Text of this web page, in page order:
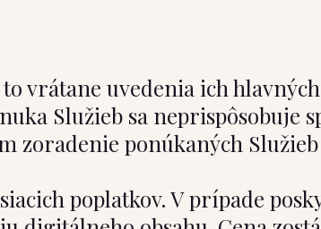
vrátane uvedenia ich
Služieb sa neprispôsobuje
ponúkaných
poplatkov. V prípade